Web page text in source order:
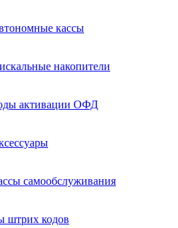
кассы
накопители
активации ОФД
самообслуживания
штрих кодов